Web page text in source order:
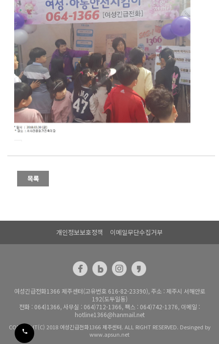
개인정보보호정책 이메일무단수집거부
여성긴급전화1366 제주센터(고유번호 616-82-23390), 주소 : 제주시 서해안로
192(도두일동)
전화 : 064)1366, 사무실 : 064)712-1366, 팩스 : 064)742-1376, 이메일 :
hotline1366@hanmail.net
COPYRIGHT(C) 2018 여성긴급전화1366 제주센터. ALL RIGHT RESERVED. Desinged by
www.apsun.net